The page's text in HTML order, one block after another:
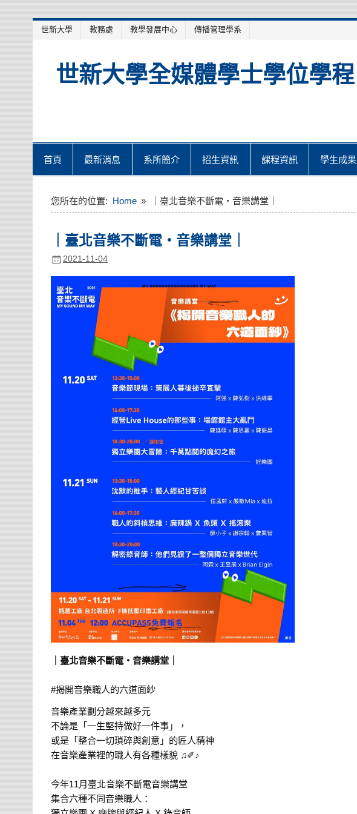
世新大學 教務處 教學發展中心 傳播管理學系
世新大學全媒體學士學位學程
首頁 最新消息 系所簡介 招生資訊 課程資訊 學生成果
您所在的位置: Home ｜臺北音樂不斷電‧音樂講堂｜
｜臺北音樂不斷電‧音樂講堂｜
2021-11-04
｜臺北音樂不斷電‧音樂講堂｜
#揭開音樂職人的六道面紗
音樂產業劃分越來越多元
不論是「一生堅持做好一件事」，
或是「整合一切瑣碎與創意」的匠人精神
在音樂產業裡的職人有各種樣貌 ♫✐♪
今年11月臺北音樂不斷電音樂講堂
集合六種不同音樂職人：